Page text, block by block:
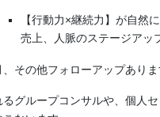
【行動力×継続力】が自然
売上、人脈のステージアッ
その他フォローアップありま
グループコンサルや、個人